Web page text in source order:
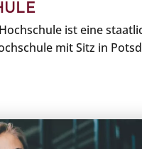
ist eine
mit Sitz in